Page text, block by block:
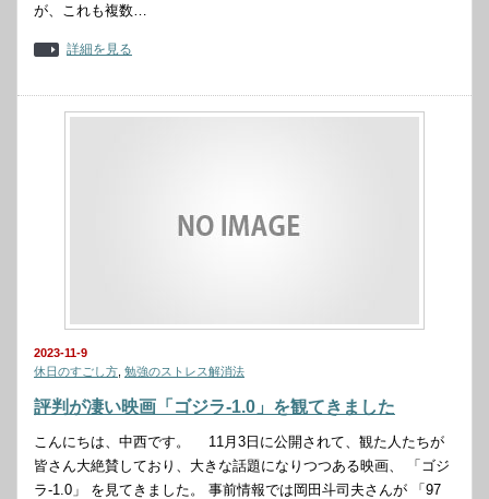
が、これも複数…
詳細を見る
2023-11-9
休日のすごし方 勉強のストレス解消法
評判が凄い映画「ゴジラ-1.0」を観てきました
こんにちは、中西です。 11月3日に公開されて、観た人たちが
皆さん大絶賛しており、大きな話題になりつつある映画、 「ゴジ
ラ-1.0」 を見てきました。 事前情報では岡田斗司夫さんが 「97